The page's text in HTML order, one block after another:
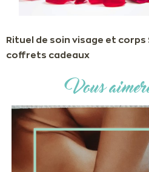
Rituel de soin visage et
coffrets cadeaux
Vous